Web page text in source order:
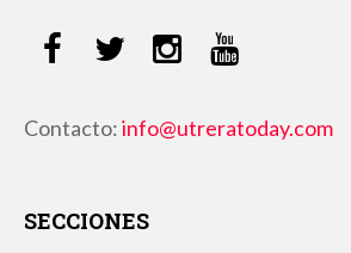
Contacto:info@utreratoday.com
SECCIONES